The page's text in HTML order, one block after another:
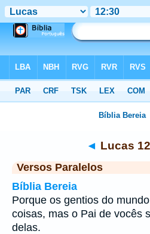
◄ Lucas
Versos Paralelos
Bíblia Bereia
Porque os gentios do
coisas, mas o Pai de vocês
delas.